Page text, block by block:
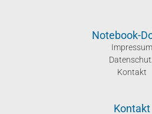
Notebook-
Impressum
Kontakt
Kontakt